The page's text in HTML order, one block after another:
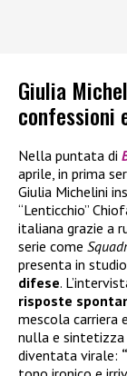
Giulia
confessioni
Nella puntata di
aprile, in prima
Giulia Michelini
“Lenticchio”
italiana grazie a
serie come
presenta in
difese.
risposte
mescola carriera
nulla e
diventata virale: “